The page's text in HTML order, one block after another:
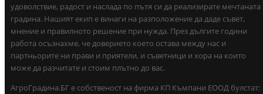
удоволствие, радост и наслада по пътя си да реализирате мечтаната
градина. Нашият екип е винаги на разположение да даде съвет,
мнение и правилното решение при нужда. През дългите години
работа осъзнахме, че доверието което остава между нас и
партньорите ни прави и приятели, и съветници и хора на които
може да разчитате и стоим плътно до вас.
АгроГрадина.БГ е собственост на фирма КП Къмпани ЕООД булстат: